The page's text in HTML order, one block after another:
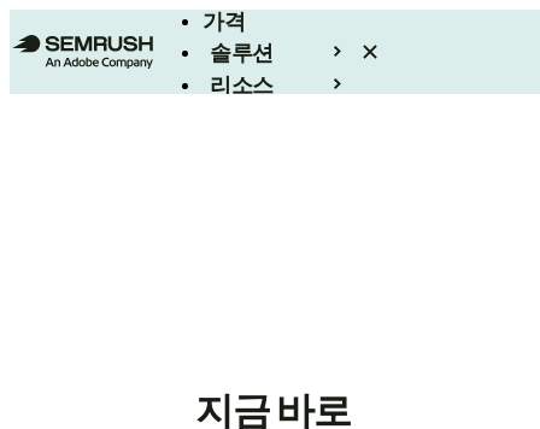
가격
솔루션
리소스
지금 바로